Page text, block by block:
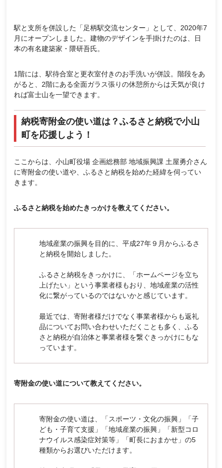
駅と支所を併設した「足柄駅交流センター」として、2020年7
月にオープンしました。建物のデザインを手掛けたのは、日
本の有名建築家・隈研吾氏。
1階には、駅待合室と更衣室付きのお手洗いが併設。階段をあ
がると、2階にある全面ガラス張りの休憩所からは天気が良け
れば富士山を一望できます。
納税寄附金の使い道は？ふるさと納税で小山
町を応援しよう！
ここからは、小山町役場 企画総務部 地域振興課 土屋勇介さん
に寄附金の使い道や、ふるさと納税を始めた経緯を伺ってい
きます。
ふるさと納税を始めたきっかけを教えてください。
地域産業の振興を目的に、平成27年９月からふるさ
と納税を開始しました。
ふるさと納税をきっかけに、「ホームページを立ち
上げたい」という事業者様もおり、地域産業の活性
化に繋がっているのではないかと感じています。
最近では、寄附者様だけでなく事業者様からも返礼
品についてお問い合わせいただくことも多く、ふる
さと納税が自治体と事業者様を繋ぐきっかけにもな
っています。
寄附金の使い道について教えてください。
寄附金の使い道は、「スポーツ・文化の振興」「子
ども・子育て支援」「地域産業の振興」「新型コロ
ナウイルス感染症対策等」「町長におまかせ」の5
種類からお選びいただけます。